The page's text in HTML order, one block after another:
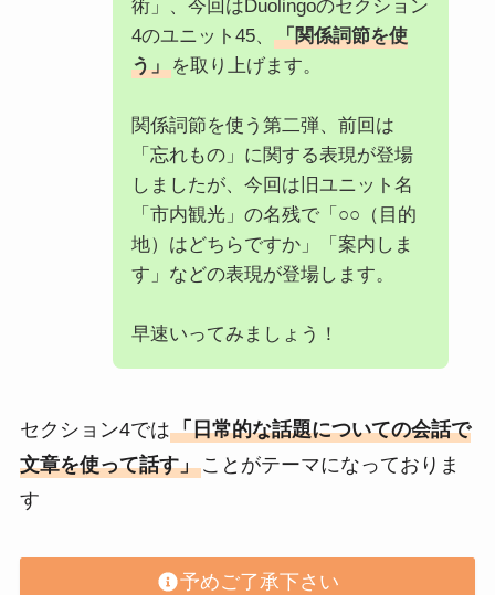
術」、今回はDuolingoのセクション
4のユニット45、
「関係詞節を使
う」を取り上げます。
関係詞節を使う第二弾、前回は
「忘れもの」に関する表現が登場
しましたが、今回は旧ユニット名
「市内観光」の名残で「○○（目的
地）はどちらですか」「案内しま
す」などの表現が登場します。
早速いってみましょう！
セクション4では「日常的な話題についての会話で
文章を使って話す」ことがテーマになっておりま
す
予めご了承下さい